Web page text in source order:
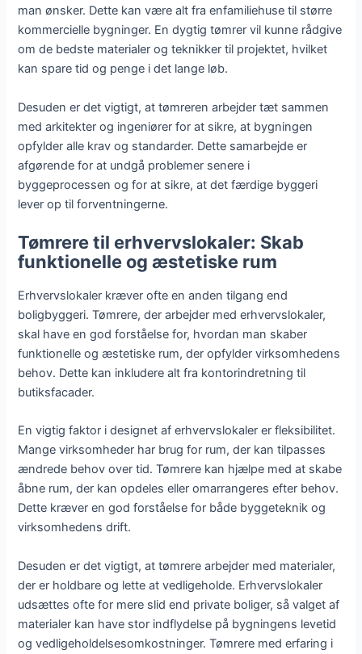
man ønsker. Dette kan være alt fra enfamiliehuse til større
kommercielle bygninger. En dygtig tømrer vil kunne rådgive
om de bedste materialer og teknikker til projektet, hvilket
kan spare tid og penge i det lange løb.
Desuden er det vigtigt, at tømreren arbejder tæt sammen
med arkitekter og ingeniører for at sikre, at bygningen
opfylder alle krav og standarder. Dette samarbejde er
afgørende for at undgå problemer senere i
byggeprocessen og for at sikre, at det færdige byggeri
lever op til forventningerne.
Tømrere til erhvervslokaler: Skab
funktionelle og æstetiske rum
Erhvervslokaler kræver ofte en anden tilgang end
boligbyggeri. Tømrere, der arbejder med erhvervslokaler,
skal have en god forståelse for, hvordan man skaber
funktionelle og æstetiske rum, der opfylder virksomhedens
behov. Dette kan inkludere alt fra kontorindretning til
butiksfacader.
En vigtig faktor i designet af erhvervslokaler er fleksibilitet.
Mange virksomheder har brug for rum, der kan tilpasses
ændrede behov over tid. Tømrere kan hjælpe med at skabe
åbne rum, der kan opdeles eller omarrangeres efter behov.
Dette kræver en god forståelse for både byggeteknik og
virksomhedens drift.
Desuden er det vigtigt, at tømrere arbejder med materialer,
der er holdbare og lette at vedligeholde. Erhvervslokaler
udsættes ofte for mere slid end private boliger, så valget af
materialer kan have stor indflydelse på bygningens levetid
og vedligeholdelsesomkostninger. Tømrere med erfaring i